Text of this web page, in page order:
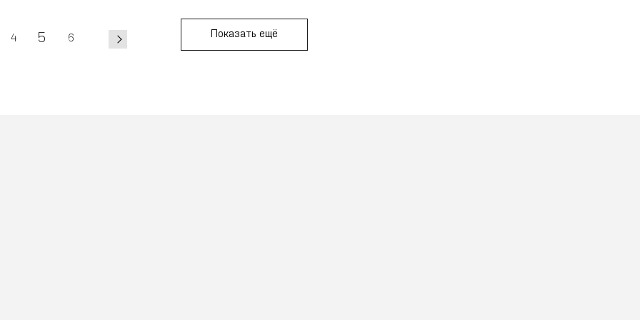
Показать ещё
4 5 6